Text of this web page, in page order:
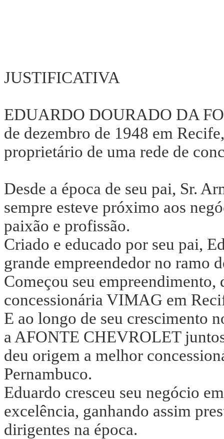
JUSTIFICATIVA
EDUARDO DOURADO DA
de dezembro de 1948 em
proprietário de uma rede de
Desde a época de seu pai, Sr.
sempre esteve próximo aos
paixão e profissão.
Criado e educado por seu pai,
grande empreendedor no ramo
Começou seu
concessionária VIMAG em
E ao longo de seu crescimento
a AFONTE CHEVROLET
deu origem a melhor
Pernambuco.
Eduardo cresceu seu negócio
excelência, ganhando assim
dirigentes na época.